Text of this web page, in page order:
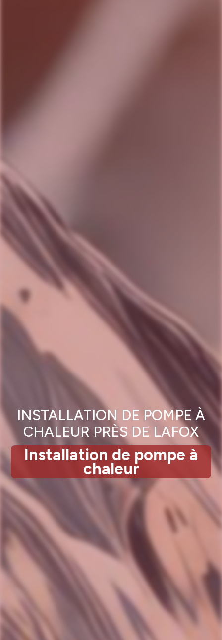
INSTALLATION DE POMPE À
CHALEUR PRÈS DE LAFOX
Installation de pompe à
chaleur